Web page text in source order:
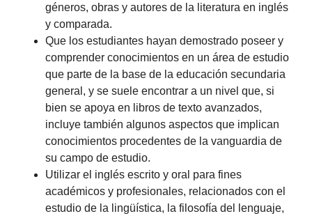
géneros, obras y autores de la literatura en inglés
y comparada.
Que los estudiantes hayan demostrado poseer y
comprender conocimientos en un área de estudio
que parte de la base de la educación secundaria
general, y se suele encontrar a un nivel que, si
bien se apoya en libros de texto avanzados,
incluye también algunos aspectos que implican
conocimientos procedentes de la vanguardia de
su campo de estudio.
Utilizar el inglés escrito y oral para fines
académicos y profesionales, relacionados con el
estudio de la lingüística, la filosofía del lenguaje,